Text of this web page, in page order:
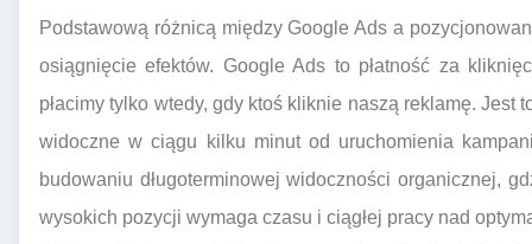
Podstawową różnicą między Google Ads a
osiągnięcie efektów. Google Ads to płatność za
płacimy tylko wtedy, gdy ktoś kliknie naszą reklamę. Jest
widoczne w ciągu kilku minut od uruchomienia
budowaniu długoterminowej widoczności organicznej,
wysokich pozycji wymaga czasu i ciągłej pracy nad